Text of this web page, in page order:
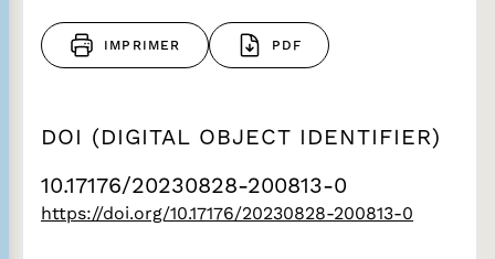
IMPRIMER PDF
DOI (DIGITAL OBJECT IDENTIFIER)
10.17176/20230828-200813-0
https://doi.org/10.17176/20230828-200813-0